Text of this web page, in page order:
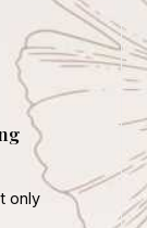
only